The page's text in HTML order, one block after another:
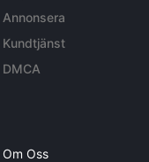
Annonsera
Kundtjänst
DMCA
Om Oss